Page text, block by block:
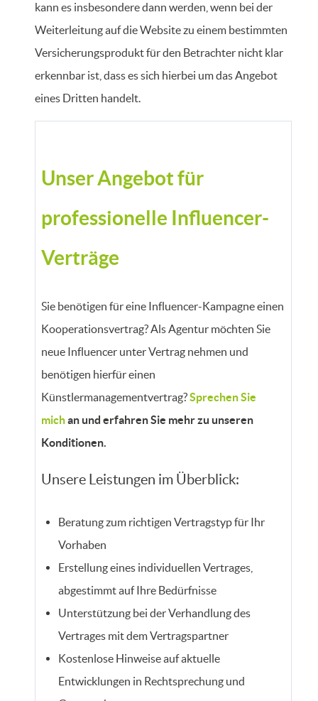
kann es insbesondere dann werden, wenn bei der
Weiterleitung auf die Website zu einem bestimmten
Versicherungsprodukt für den Betrachter nicht klar
erkennbar ist, dass es sich hierbei um das Angebot
eines Dritten handelt.
Unser Angebot für
professionelle Influencer-
Verträge
Sie benötigen für eine Influencer-Kampagne einen
Kooperationsvertrag? Als Agentur möchten Sie
neue Influencer unter Vertrag nehmen und
benötigen hierfür einen
Künstlermanagementvertrag?Sprechen Sie
michan und erfahren Sie mehr zu unseren
Konditionen.
Unsere Leistungen im Überblick:
Beratung zum richtigen Vertragstyp für Ihr
Vorhaben
Erstellung eines individuellen Vertrages,
abgestimmt auf Ihre Bedürfnisse
Unterstützung bei der Verhandlung des
Vertrages mit dem Vertragspartner
Kostenlose Hinweise auf aktuelle
Entwicklungen in Rechtsprechung und